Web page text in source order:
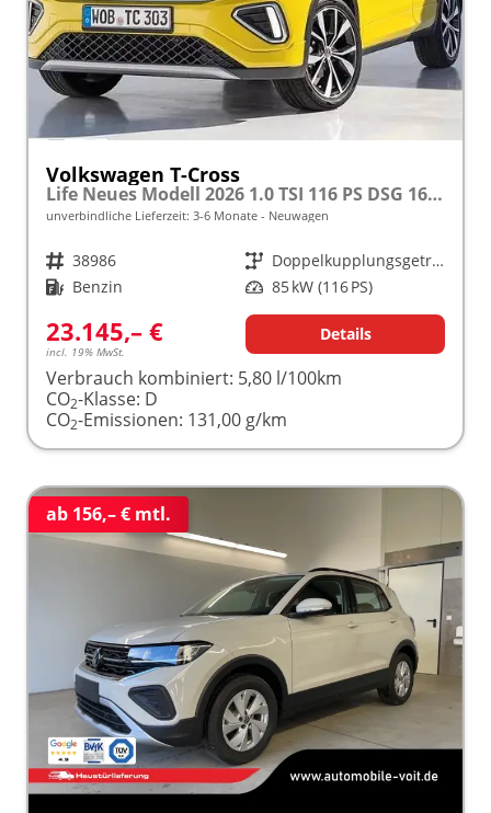
Volkswagen T-Cross
Life Neues Modell 2026 1.0 TSI 116 PS DSG 16" Alu, Parksensoren vo/hi, LED-Scheinwerfer, Radio Composition 8", App-Connect, Klima, M-Lederlenkrad, Digitales Cockpit, Müdigkeitserkennung, Dachreling, Lane Assist, Armlehne vorn
unverbindliche Lieferzeit: 3-6 Monate Neuwagen
Fahrzeugnr. 38986 Getriebe
Doppelkupplungsgetriebe (DSG)
Kraftstoff Benzin Leistung 85 kW (116 PS)
23.145,– €
incl. 19% MwSt.
Details
Verbrauch kombiniert: 5,80 l/100km
CO2-Klasse: D
CO2-Emissionen: 131,00 g/km
ab 156,– € mtl.